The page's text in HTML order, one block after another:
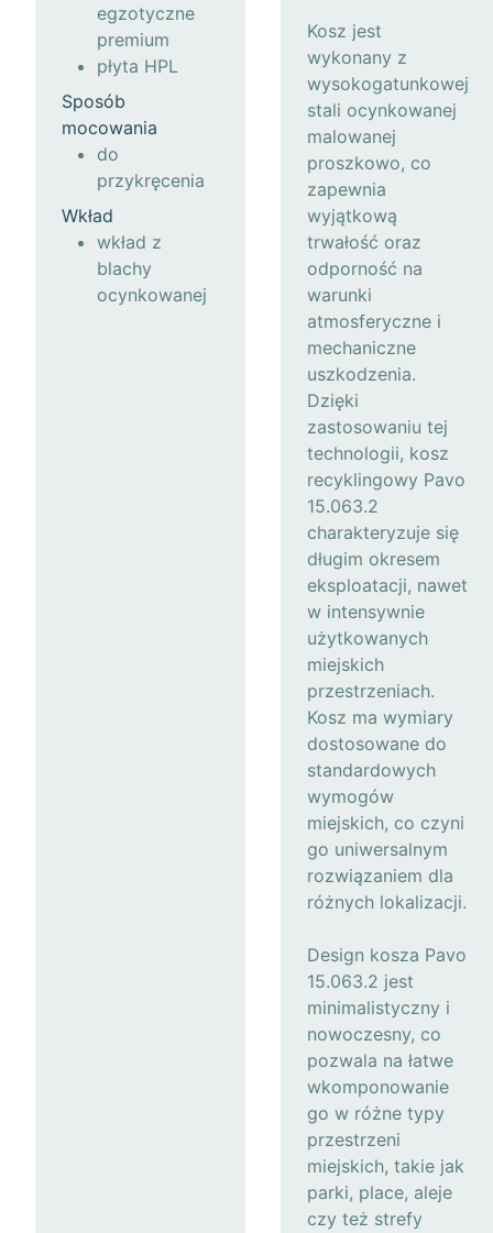
egzotyczne
premium
płyta HPL
Sposób
mocowania
do
przykręcenia
Wkład
wkład z
blachy
ocynkowanej
Kosz jest
wykonany z
wysokogatunkowej
stali ocynkowanej
malowanej
proszkowo, co
zapewnia
wyjątkową
trwałość oraz
odporność na
warunki
atmosferyczne i
mechaniczne
uszkodzenia.
Dzięki
zastosowaniu tej
technologii, kosz
recyklingowy Pavo
15.063.2
charakteryzuje się
długim okresem
eksploatacji, nawet
w intensywnie
użytkowanych
miejskich
przestrzeniach.
Kosz ma wymiary
dostosowane do
standardowych
wymogów
miejskich, co czyni
go uniwersalnym
rozwiązaniem dla
różnych lokalizacji.
Design kosza Pavo
15.063.2 jest
minimalistyczny i
nowoczesny, co
pozwala na łatwe
wkomponowanie
go w różne typy
przestrzeni
miejskich, takie jak
parki, place, aleje
czy też strefy